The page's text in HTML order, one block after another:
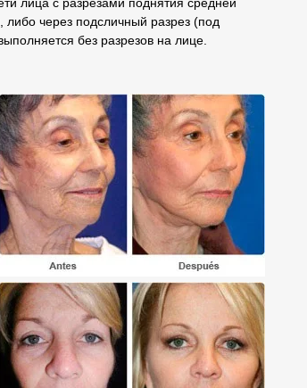
лица с разрезами поднятия средней
через подсличный разрез (под
без разрезов на лице.